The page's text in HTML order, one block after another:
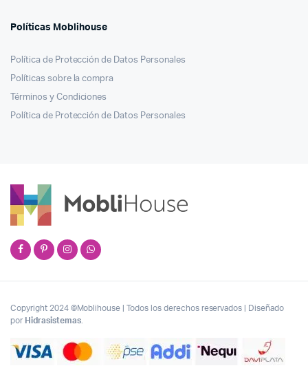
Políticas Moblihouse
Política de Protección de Datos Personales
Políticas sobre la compra
Términos y Condiciones
Política de Protección de Datos Personales
Copyright 2024 ©Moblihouse | Todos los derechos reservados | Diseñado
por Hidrasistemas.